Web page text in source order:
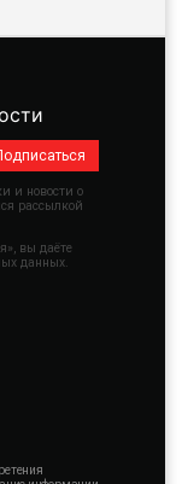
и новости о
рассылкой
вы даёте
данных.